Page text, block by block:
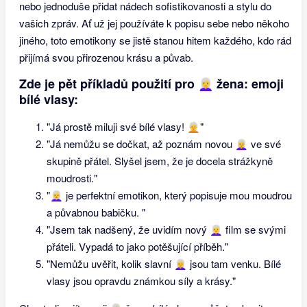
nebo jednoduše přidat nádech sofistikovanosti a stylu do
vašich zpráv. Ať už jej používáte k popisu sebe nebo někoho
jiného, toto emotikony se jistě stanou hitem každého, kdo rád
přijímá svou přirozenou krásu a půvab.
Zde je pět příkladů použití pro 👩‍🦳 žena: emoji
bílé vlasy:
"Já prostě miluji své bílé vlasy! 🧑‍🦳"
"Já nemůžu se dočkat, až poznám novou 👩‍🦳 ve své
skupině přátel. Slyšel jsem, že je docela strážkyně
moudrosti."
"👩‍🦳 je perfektní emotikon, který popisuje mou moudrou
a půvabnou babičku. "
"Jsem tak nadšený, že uvidím nový 👩‍🦳 film se svými
přáteli. Vypadá to jako potěšující příběh."
"Nemůžu uvěřit, kolik slavní 👩‍🦳 jsou tam venku. Bílé
vlasy jsou opravdu známkou síly a krásy."